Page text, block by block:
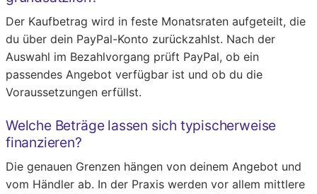
Der Kaufbetrag wird in feste Monatsraten aufgeteilt, die
du über dein PayPal-Konto zurückzahlst. Nach der
Auswahl im Bezahlvorgang prüft PayPal, ob ein
passendes Angebot verfügbar ist und ob du die
Voraussetzungen erfüllst.
Welche Beträge lassen sich typischerweise
finanzieren?
Die genauen Grenzen hängen von deinem Angebot und
vom Händler ab. In der Praxis werden vor allem mittlere